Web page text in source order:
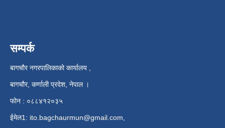
सम्पर्क
बागचौर नगरपालिकाको कार्यालय ,
बागचौर, कर्णाली प्रदेश, नेपाल ।
फोन : ०८८४१२०३५
ईमेल1: ito.bagchaurmun@gmail.com,